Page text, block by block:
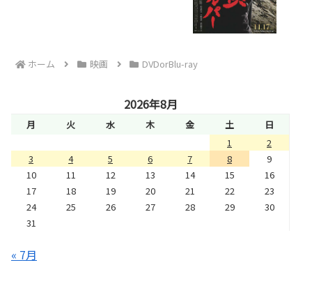
ホーム 映画 DVDorBlu-ray
2026年8月
月 火 水 木 金 土
日
1
2
3
4 5 6 7 8
9
10
11 12 13 14 15
16
17
18 19 20 21 22
23
24
25 26 27 28 29
30
31
« 7月